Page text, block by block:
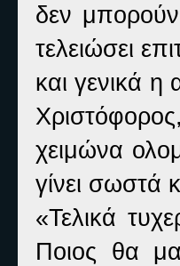
δεν
τελειώσει
και γενικά
χειμώνα
γίνει σωστά
«Τελικά
Ποιος θα